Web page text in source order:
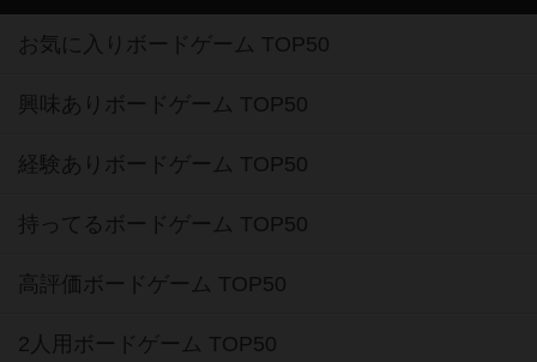
お気に入りボードゲーム TOP50
興味ありボードゲーム TOP50
経験ありボードゲーム TOP50
持ってるボードゲーム TOP50
高評価ボードゲーム TOP50
2人用ボードゲーム TOP50